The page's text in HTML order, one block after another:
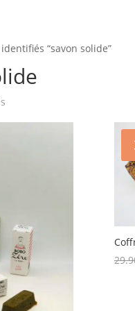
“savon solide”